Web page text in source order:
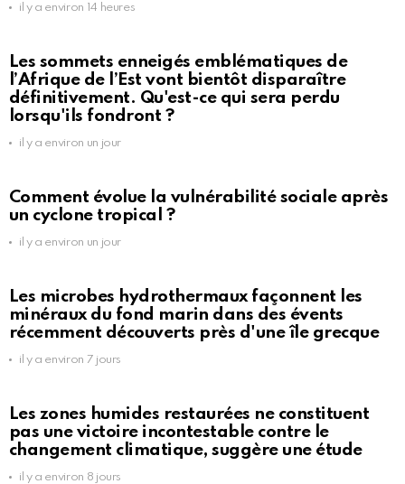
il y a environ 14 heures
Les sommets enneigés emblématiques de
l’Afrique de l’Est vont bientôt disparaître
définitivement. Qu'est-ce qui sera perdu
lorsqu'ils fondront ?
il y a environ un jour
Comment évolue la vulnérabilité sociale après
un cyclone tropical ?
il y a environ un jour
Les microbes hydrothermaux façonnent les
minéraux du fond marin dans des évents
récemment découverts près d'une île grecque
il y a environ 7 jours
Les zones humides restaurées ne constituent
pas une victoire incontestable contre le
changement climatique, suggère une étude
il y a environ 8 jours